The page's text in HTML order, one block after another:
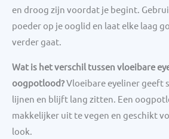
en droog zijn voordat je begint.
poeder op je ooglid en laat elke laag
verder gaat.
Wat is het verschil tussen vloeibare
oogpotlood?Vloeibare eyeliner geeft
lijnen en blijft lang zitten. Een
makkelijker uit te vegen en geschikt
look.